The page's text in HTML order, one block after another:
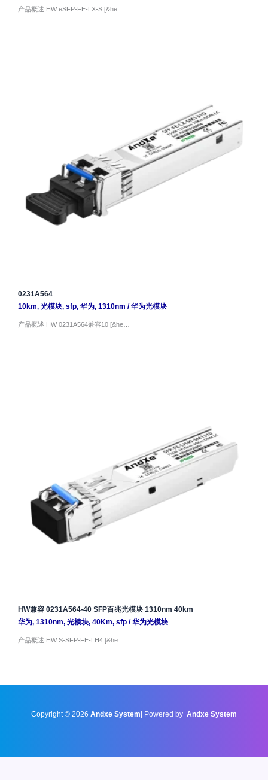
产品概述 HW eSFP-FE-LX-S [&he…
0231A564
10km, 光模块, sfp, 华为, 1310nm /华为光模块
产品概述 HW 0231A564兼容10 [&he…
HW兼容 0231A564-40 SFP百兆光模块 1310nm 40km
华为, 1310nm, 光模块, 40Km, sfp/华为光模块
产品概述 HW S-SFP-FE-LH4 [&he…
Copyright © 2026 Andxe System | Powered by Andxe System